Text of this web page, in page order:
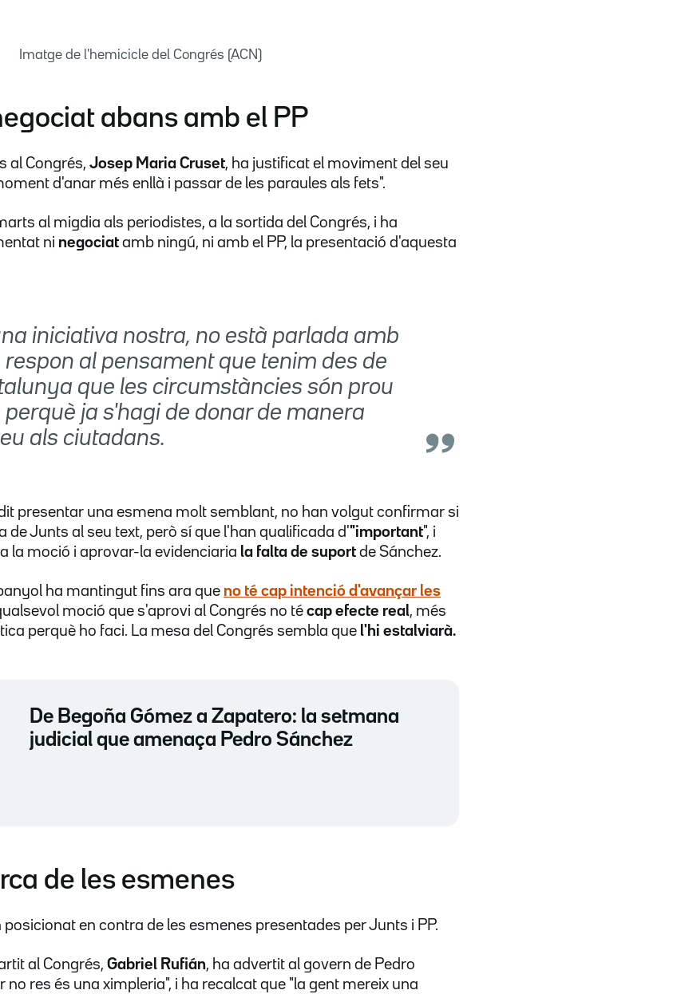
Imatge de l'hemicicle del Congrés (ACN)
abans amb el PP
al Congrés, Josep Maria Cruset, ha justificat el moviment del seu
d'anar més enllà i passar de les paraules als fets".
al migdia als periodistes, a la sortida del Congrés, i ha
ni negociat amb ningú, ni amb el PP, la presentació d'aquesta
iniciativa nostra, no està parlada amb
respon al pensament que tenim des de
que les circumstàncies són prou
ja s'hagi de donar de manera
als ciutadans.
presentar una esmena molt semblant, no han volgut confirmar si
de Junts al seu text, però sí que l'han qualificada d'"important", i
la moció i aprovar-la evidenciaria la falta de suport de Sánchez.
ha mantingut fins ara que no té cap intenció d'avançar les
moció que s'aprovi al Congrés no té cap efecte real, més
perquè ho faci. La mesa del Congrés sembla que l'hi estalviarà.
De Begoña Gómez a Zapatero: la setmana
judicial que amenaça Pedro Sánchez
de les esmenes
en contra de les esmenes presentades per Junts i PP.
al Congrés, Gabriel Rufián, ha advertit al govern de Pedro
no res és una ximpleria", i ha recalcat que "la gent mereix una